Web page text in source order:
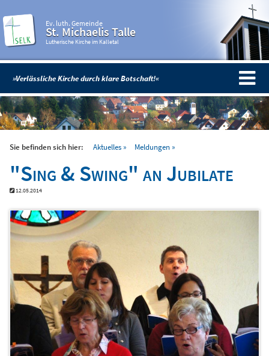
Ev. luth. Gemeinde
St. Michaelis Talle
Lutherische Kirche im Kalletal
»Verlässliche Kirche durch klare Botschaft!«
Sie befinden sich hier: Aktuelles Meldungen
"Sing & Swing" an Jubilate
12.05.2014